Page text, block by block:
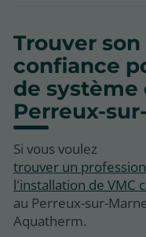
Trouver
confiance
de
Perreux-
Si vous voulez
trouver un
l'installation de VMC
au Perreux-sur-
Aquatherm.